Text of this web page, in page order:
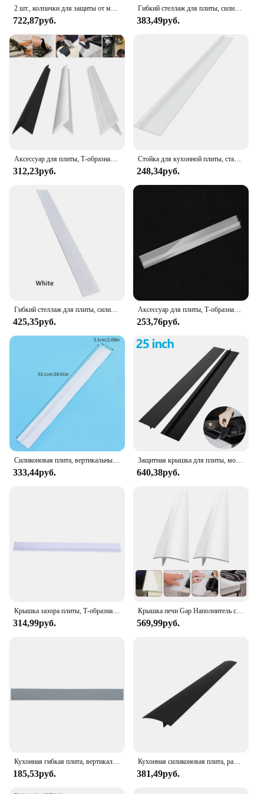
2 шт., колпачки для защиты от масла и пыли
722,87руб.
Гибкий стеллаж для плиты, силиконовый резиновый кухонный наполнитель для плиты с прорезями нефти и газа, термостойкий Коврик, уплотнение для воды и масла, 54x5,5 см
383,49руб.
Аксессуар для плиты, Т-образная Силиконовая Резиновая полоса для кухонного масла и газа, наполнитель для прорези, термостойкий Коврик, уплотнение для масла и пыли и воды
312,23руб.
Стойка для кухонной плиты, стандартная Т-образная Силиконовая Резиновая полоса, наполнитель для газовой плиты, термостойкий Коврик, уплотнение для масла, пыли и воды
248,34руб.
425,35руб.
Аксессуар для плиты, Т-образная Силиконовая Резиновая полоса для кухонного масла и газа, наполнитель для прорези, термостойкий Коврик, уплотнение для масла и пыли и воды
253,76руб.
333,44руб.
Защитная крышка для плиты, моющиеся Чехлы для горелки, прочная Чистящая накладка, набор силиконовых кухонных аксессуаров для плиты
640,38руб.
314,99руб.
Крышка печи Gap Наполнитель счетчика Кухонная защита духовки Силиконовая защита Боковые полоски диапазона Широкие крышки Проливающие проливание Уплотнение Щелевые зазоры
569,99руб.
185,53руб.
Кухонная силиконовая плита, рабочая кухонная плита, строительный наполнитель, термостойкий Коврик, уплотнения, разливается между столешницей
381,49руб.